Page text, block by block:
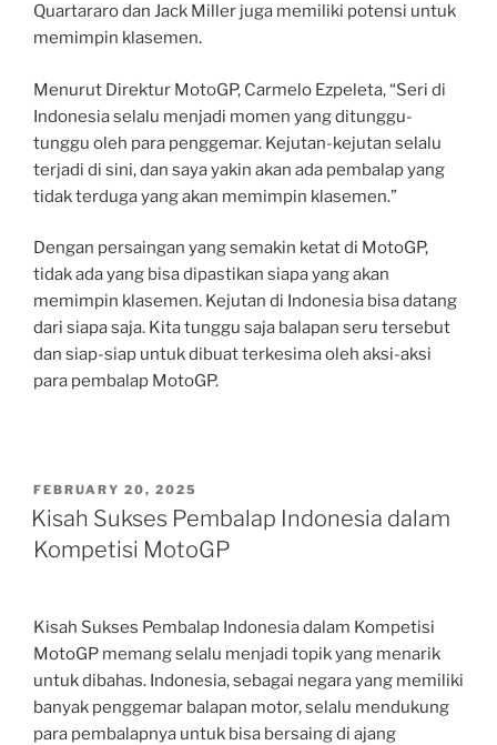
Quartararo dan Jack Miller juga memiliki potensi untuk
memimpin klasemen.
Menurut Direktur MotoGP, Carmelo Ezpeleta, “Seri di
Indonesia selalu menjadi momen yang ditunggu-
tunggu oleh para penggemar. Kejutan-kejutan selalu
terjadi di sini, dan saya yakin akan ada pembalap yang
tidak terduga yang akan memimpin klasemen.”
Dengan persaingan yang semakin ketat di MotoGP,
tidak ada yang bisa dipastikan siapa yang akan
memimpin klasemen. Kejutan di Indonesia bisa datang
dari siapa saja. Kita tunggu saja balapan seru tersebut
dan siap-siap untuk dibuat terkesima oleh aksi-aksi
para pembalap MotoGP.
POSTED
ON
FEBRUARY 20, 2025
Kisah Sukses Pembalap Indonesia dalam
Kompetisi MotoGP
Kisah Sukses Pembalap Indonesia dalam Kompetisi
MotoGP memang selalu menjadi topik yang menarik
untuk dibahas. Indonesia, sebagai negara yang memiliki
banyak penggemar balapan motor, selalu mendukung
para pembalapnya untuk bisa bersaing di ajang